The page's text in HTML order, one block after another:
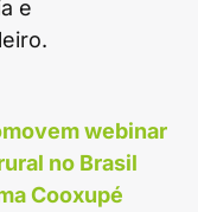
e
webinar
no Brasil
Cooxupé